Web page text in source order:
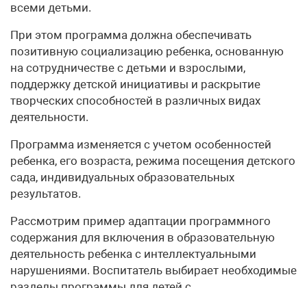
всеми детьми.
При этом программа должна обеспечивать
позитивную социализацию ребенка, основанную
на сотрудничестве с детьми и взрослыми,
поддержку детской инициативы и раскрытие
творческих способностей в различных видах
деятельности.
Программа изменяется с учетом особенностей
ребенка, его возраста, режима посещения детского
сада, индивидуальных образовательных
результатов.
Рассмотрим пример адаптации программного
содержания для включения в образовательную
деятельность ребенка с интеллектуальными
нарушениями. Воспитатель выбирает необходимые